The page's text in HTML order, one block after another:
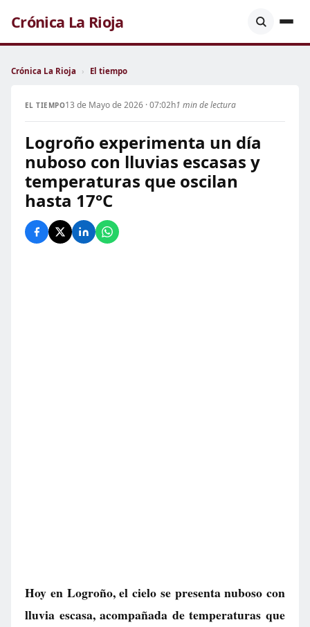
Crónica La Rioja
Crónica La Rioja › El tiempo
EL TIEMPO13 de Mayo de 2026 · 07:02h1 min de lectura
Logroño experimenta un día
nuboso con lluvias escasas y
temperaturas que oscilan
hasta 17°C
Hoy en Logroño, el cielo se presenta nuboso con
lluvia escasa, acompañada de temperaturas que